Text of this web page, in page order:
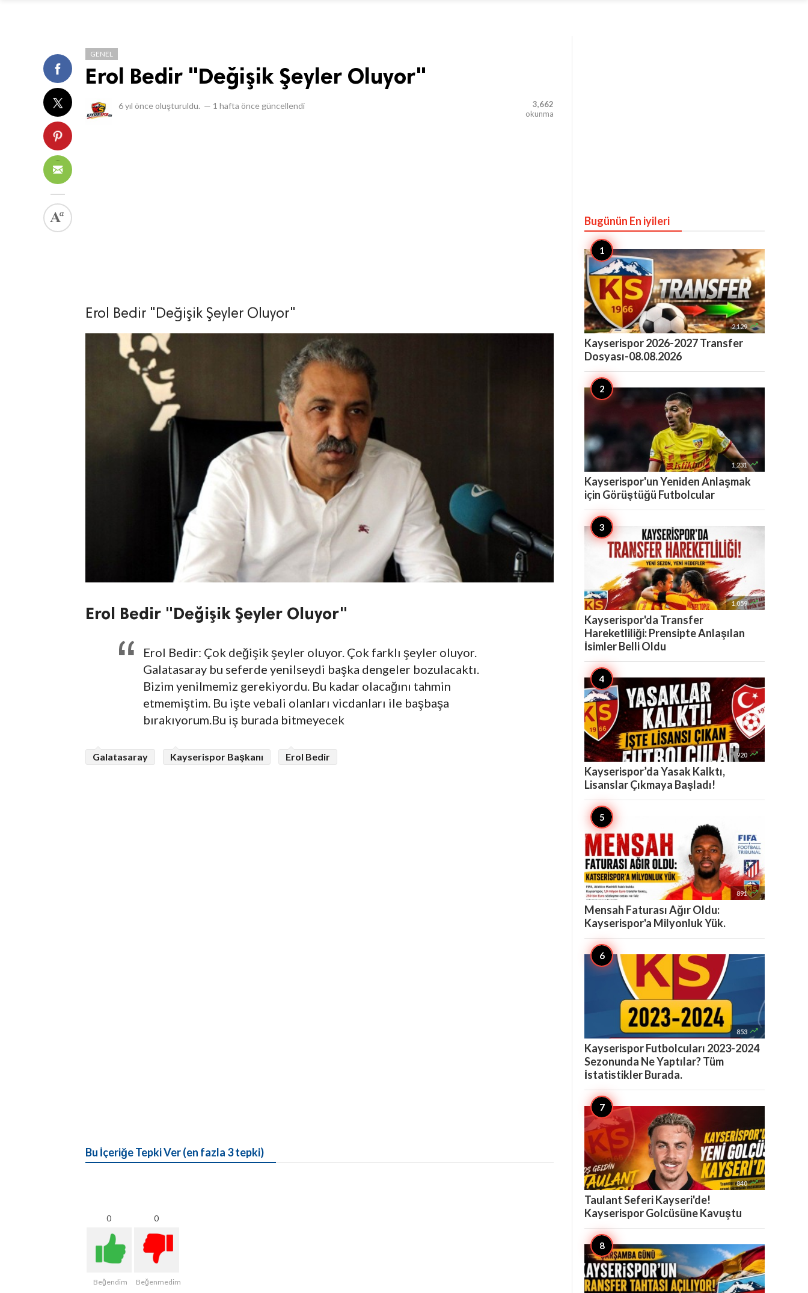
GENEL
Erol Bedir "Değişik Şeyler Oluyor"
6 yıl önce oluşturuldu. — 1 hafta önce güncellendi
3,662
okunma
Erol Bedir "Değişik Şeyler Oluyor"
Erol Bedir "Değişik Şeyler Oluyor"
Erol Bedir: Çok değişik şeyler oluyor. Çok farklı şeyler oluyor.
Galatasaray bu seferde yenilseydi başka dengeler bozulacaktı.
Bizim yenilmemiz gerekiyordu. Bu kadar olacağını tahmin
etmemiştim. Bu işte vebali olanları vicdanları ile başbaşa
bırakıyorum.Bu iş burada bitmeyecek
Galatasaray Kayserispor Başkanı Erol Bedir
Bu İçeriğe Tepki Ver (en fazla 3 tepki)
0
Beğendim
0
Beğenmedim
Bugünün En iyileri
2,129 
Kayserispor 2026-2027 Transfer
Dosyası-08.08.2026
1,231 
Kayserispor'un Yeniden Anlaşmak
için Görüştüğü Futbolcular
1,059 
Kayserispor'da Transfer
Hareketliliği: Prensipte Anlaşılan
İsimler Belli Oldu
920 
Kayserispor’da Yasak Kalktı,
Lisanslar Çıkmaya Başladı!
891 
Mensah Faturası Ağır Oldu:
Kayserispor'a Milyonluk Yük.
853 
Kayserispor Futbolcuları 2023-2024
Sezonunda Ne Yaptılar? Tüm
İstatistikler Burada.
840 
Taulant Seferi Kayseri'de!
Kayserispor Golcüsüne Kavuştu